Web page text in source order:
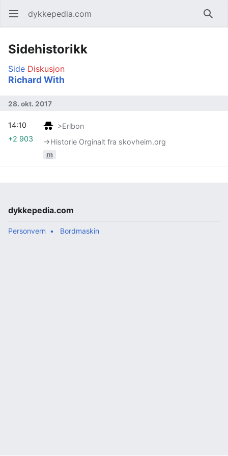
Åpne hovedmenyen dykkepedia.com Søk
Sidehistorikk
Side Diskusjon
Richard With
28. okt. 2017
>Erlbon
→‎Historie Orginalt fra skovheim.org
m
14:10
+2 903
dykkepedia.com
Personvern Bordmaskin